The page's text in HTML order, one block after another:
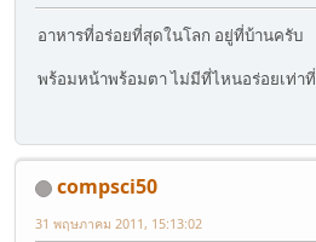
อาหารที่อร่อยที่สุดในโลก อยู่ที่บ้านครับ
พร้อมหน้าพร้อมตา ไม่มีที่ไหนอร่อยเท่า
compsci50
31 พฤษภาคม 2011, 15:13:02